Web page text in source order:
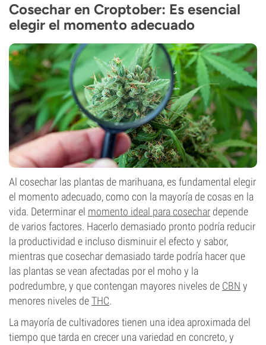
Cosechar en Croptober: Es esencial
elegir el momento adecuado
Al cosechar las plantas de marihuana, es fundamental elegir
el momento adecuado, como con la mayoría de cosas en la
vida. Determinar el momento ideal para cosechar depende
de varios factores. Hacerlo demasiado pronto podría reducir
la productividad e incluso disminuir el efecto y sabor,
mientras que cosechar demasiado tarde podría hacer que
las plantas se vean afectadas por el moho y la
podredumbre, y que contengan mayores niveles de CBN y
menores niveles deTHC.
La mayoría de cultivadores tienen una idea aproximada del
tiempo que tarda en crecer una variedad en concreto, y